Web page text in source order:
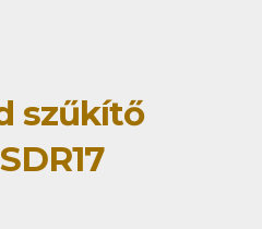
szűkítő